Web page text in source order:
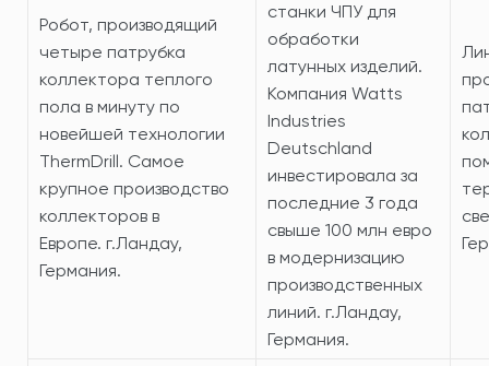
Робот, производящий
четыре патрубка
коллектора теплого
пола в минуту по
новейшей технологии
ThermDrill. Самое
крупное производство
коллекторов в
Европе. г.Ландау,
Германия.
станки ЧПУ для
обработки
латунных изделий.
Компания Watts
Industries
Deutschland
инвестировала за
последние 3 года
свыше 100 млн евро
в модернизацию
производственных
линий. г.Ландау,
Германия.